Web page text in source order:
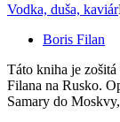
Vodka, duša, kaviár
Boris Filan
Táto kniha je
Filana na Rusko.
Samary do